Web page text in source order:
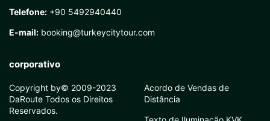
Telefone: +90 5492940440
E-mail: booking@turkeycitytour.com
corporativo
Copyright by© 2009-2023
DaRoute Todos os Direitos
Reservados.
Acordo de Vendas de
Distância